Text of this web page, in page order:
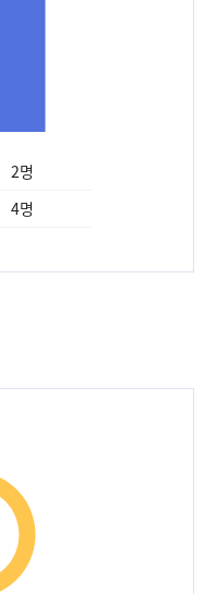
2명
4명